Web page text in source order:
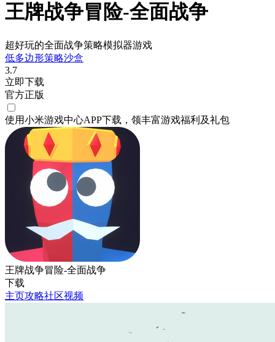
王牌战争冒险-全面战争
超好玩的全面战争策略模拟器游戏
低多边形策略沙盒
3.7
立即下载
官方正版
使用小米游戏中心APP下载 ，领丰富游戏福利 及礼包
王牌战争冒险-全面战争
下载
主页攻略社区视频